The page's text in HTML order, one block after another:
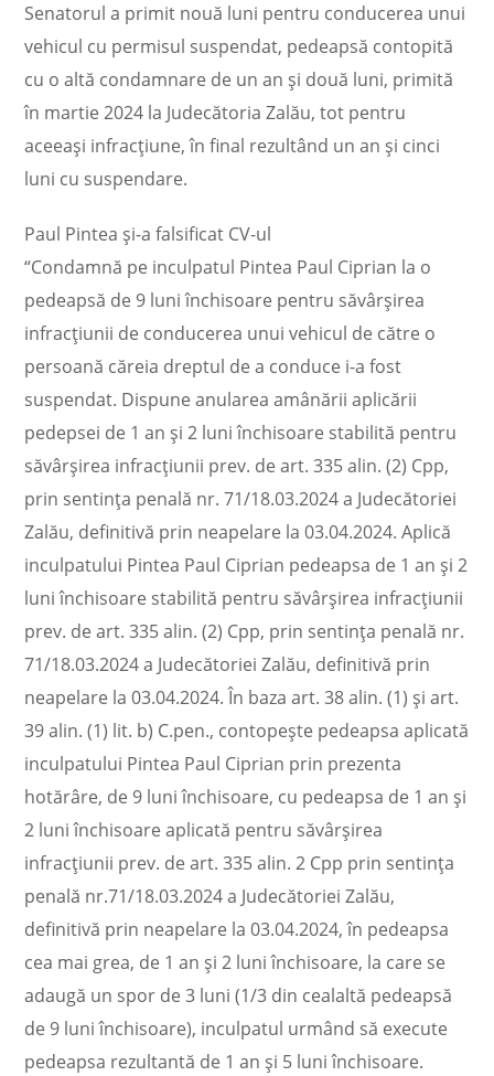
Senatorul a primit nouă luni pentru conducerea unui
vehicul cu permisul suspendat, pedeapsă contopită
cu o altă condamnare de un an şi două luni, primită
în martie 2024 la Judecătoria Zalău, tot pentru
aceeaşi infracţiune, în final rezultând un an şi cinci
luni cu suspendare.
Paul Pintea şi-a falsificat CV-ul
“Condamnă pe inculpatul Pintea Paul Ciprian la o
pedeapsă de 9 luni închisoare pentru săvârşirea
infracţiunii de conducerea unui vehicul de către o
persoană căreia dreptul de a conduce i-a fost
suspendat. Dispune anularea amânării aplicării
pedepsei de 1 an şi 2 luni închisoare stabilită pentru
săvârşirea infracţiunii prev. de art. 335 alin. (2) Cpp,
prin sentinţa penală nr. 71/18.03.2024 a Judecătoriei
Zalău, definitivă prin neapelare la 03.04.2024. Aplică
inculpatului Pintea Paul Ciprian pedeapsa de 1 an şi 2
luni închisoare stabilită pentru săvârşirea infracţiunii
prev. de art. 335 alin. (2) Cpp, prin sentinţa penală nr.
71/18.03.2024 a Judecătoriei Zalău, definitivă prin
neapelare la 03.04.2024. În baza art. 38 alin. (1) şi art.
39 alin. (1) lit. b) C.pen., contopeşte pedeapsa aplicată
inculpatului Pintea Paul Ciprian prin prezenta
hotărâre, de 9 luni închisoare, cu pedeapsa de 1 an şi
2 luni închisoare aplicată pentru săvârşirea
infracţiunii prev. de art. 335 alin. 2 Cpp prin sentinţa
penală nr.71/18.03.2024 a Judecătoriei Zalău,
definitivă prin neapelare la 03.04.2024, în pedeapsa
cea mai grea, de 1 an şi 2 luni închisoare, la care se
adaugă un spor de 3 luni (1/3 din cealaltă pedeapsă
de 9 luni închisoare), inculpatul urmând să execute
pedeapsa rezultantă de 1 an şi 5 luni închisoare.